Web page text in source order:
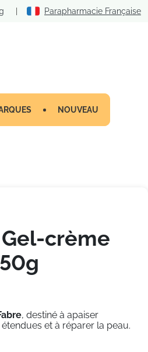
| Parapharmacie Française
NOUVEAU
crème
, destiné à apaiser
et à réparer la peau.